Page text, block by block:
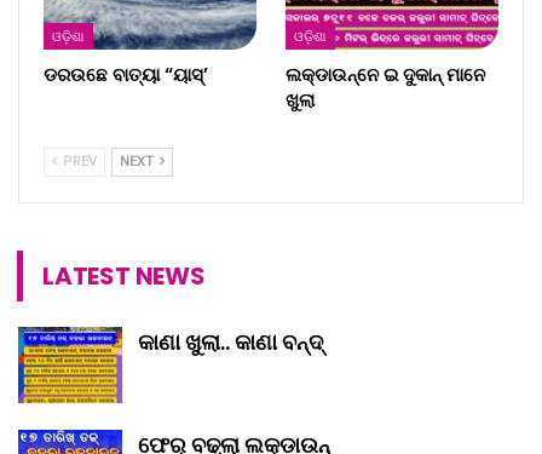
ଓଡ଼ିଶା
ଡରଉଛେ ବାତ୍ୟା “ୟାସ୍‌’
ଓଡ଼ିଶା
ଲକ୍‌ଡାଉନ୍‌ନେ ଇ ଦୁକାନ୍ ମାନେ
ଖୁଲା
PREV NEXT
LATEST NEWS
କାଣା ଖୁଲା.. କାଣା ବନ୍ଦ୍‌
ଫେର୍ ବଢ୍‌ଲା ଲକ୍‌ଡାଉନ୍‌